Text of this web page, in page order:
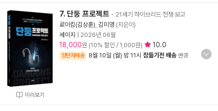
미리보기
7. 단둥 프로젝트 - 21세기 하이브리드 전쟁 보고
로이킴(김상훈) 김미영 (지은이)
세이지
2026년 06월
18,000원 (10% 할인 / 1,000원) 10.0
양탄자배송 8월 10일 (월) 밤 11시 잠들기전 배송 변경